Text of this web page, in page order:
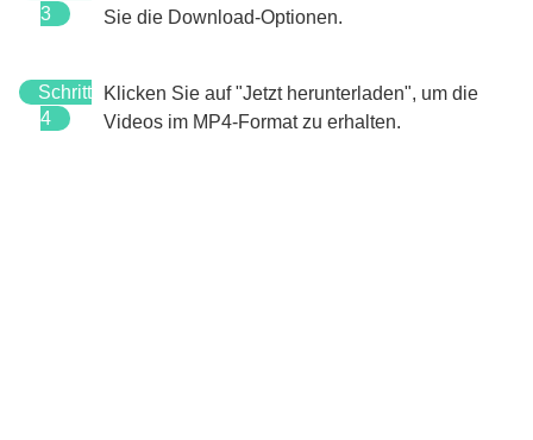
3
Sie die Download-Optionen.
Schritt
4
Klicken Sie auf "Jetzt herunterladen", um die
Videos im MP4-Format zu erhalten.